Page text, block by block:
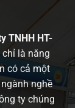
TNHH HT-
là năng
có cả một
nghề
ty chúng